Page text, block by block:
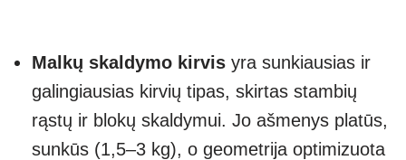
Malkų skaldymo kirvis yra sunkiausias ir
galingiausias kirvių tipas, skirtas stambių
rąstų ir blokų skaldymui. Jo ašmenys platūs,
sunkūs (1,5–3 kg), o geometrija optimizuota